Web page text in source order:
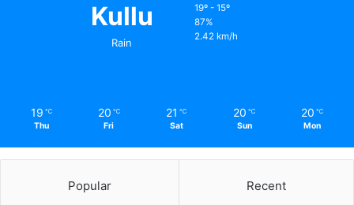
Kullu
Rain
19º - 15º
87%
2.42 km/h
19 ℃
Thu
20 ℃
Fri
21 ℃
Sat
20 ℃
Sun
20 ℃
Mon
Popular Recent